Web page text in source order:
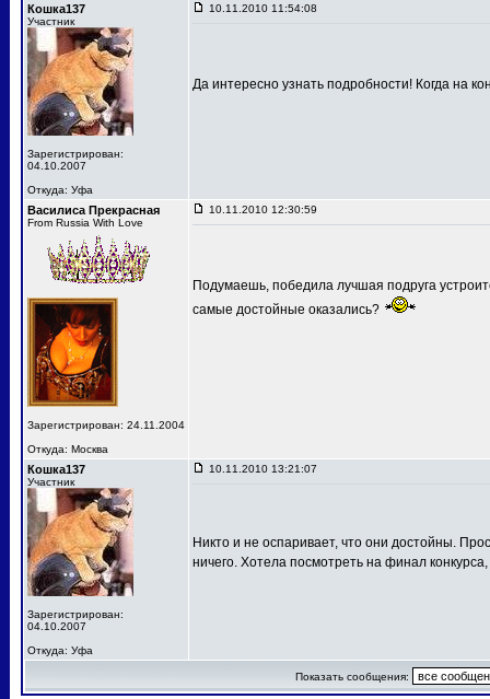
Кошка137
Участник
Зарегистрирован:
04.10.2007
Откуда: Уфа
10.11.2010 11:54:08
Да интересно узнать подробности! Когда на
Василиса Прекрасная
From Russia With Love
Зарегистрирован: 24.11.2004
Откуда: Москва
10.11.2010 12:30:59
Подумаешь, победила лучшая подруга
самые достойные оказались?
Кошка137
Участник
Зарегистрирован:
04.10.2007
Откуда: Уфа
10.11.2010 13:21:07
Никто и не оспаривает, что они достойны.
ничего. Хотела посмотреть на финал
Показать сообщения: